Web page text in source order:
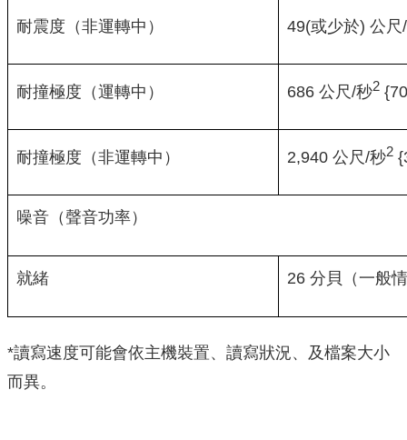
耐震度（非運轉中） 49(或少於) 公尺
耐撞極度（運轉中） 686 公尺/秒2
耐撞極度（非運轉中） 2,940 公尺/秒2
噪音（聲音功率）
就緒 26 分貝（一般
*讀寫速度可能會依主機裝置、讀寫狀況、及檔案大小
而異。